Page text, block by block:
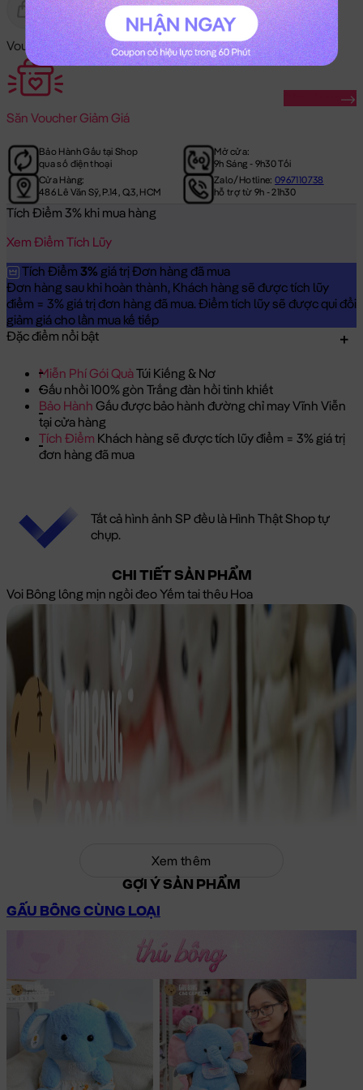
Gửi Tặng Hết Hàng
Voucher Mã Khuyến Mãi:
Săn Voucher Giảm Giá
Bảo Hành Gấu tại Shop
qua số điện thoại
Mở cửa:
9h Sáng - 9h30 Tối
Cửa Hàng:
486 Lê Văn Sỹ, P.14, Q.3, HCM
Zalo/Hotline:0967110738
hỗ trợ từ 9h - 21h30
Tích Điểm 3% khi mua hàng
Xem Điểm Tích Lũy
Tích Điểm 3% giá trị Đơn hàng đã mua
Đơn hàng sau khi hoàn thành, Khách hàng sẽ được tích lũy
điểm = 3% giá trị đơn hàng đã mua. Điểm tích lũy sẽ được qui đổi
giảm giá cho lần mua kế tiếp
Đặc điểm nổi bật
Miễn Phí Gói QuàTúi Kiếng & Nơ
Gấu nhồi 100% gòn Trắng đàn hồi tinh khiết
Bảo Hành Gấu được bảo hành đường chỉ may Vĩnh Viễn
tại cửa hàng
Tích Điểm Khách hàng sẽ được tích lũy điểm = 3% giá trị
đơn hàng đã mua
Tất cả hình ảnh SP đều là Hình Thật Shop tự
chụp.
CHI TIẾT SẢN PHẨM
Voi Bông lông mịn ngồi đeo Yếm tai thêu Hoa
Xem thêm
GỢI Ý SẢN PHẨM
GẤU BÔNG CÙNG LOẠI